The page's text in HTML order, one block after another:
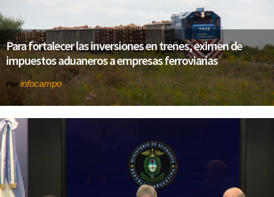
Para fortalecer las inversiones en trenes, eximen de
impuestos aduaneros a empresas ferroviarias
Por infocampo